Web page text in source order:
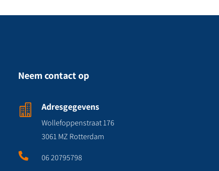
Neem contact op
 Adresgegevens
Wollefoppenstraat 176
3061 MZ Rotterdam

06 20795798